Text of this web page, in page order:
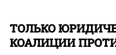
ТОЛЬКО
КОАЛИЦИИ